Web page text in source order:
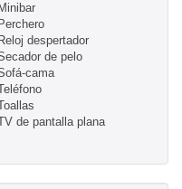
Minibar
Perchero
Reloj despertador
de pelo
cama
de pantalla plana